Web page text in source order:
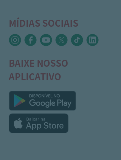
MÍDIAS SOCIAIS
BAIXE NOSSO
APLICATIVO